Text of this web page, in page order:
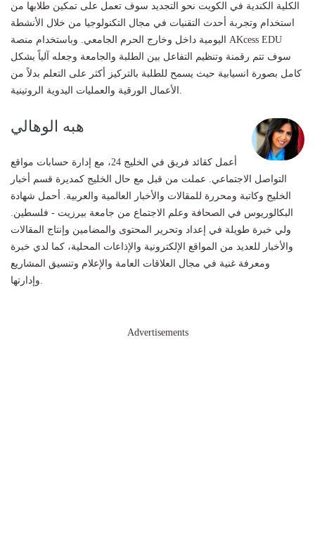
الكلية الكندية في الكويت نحو التجديد سوف تعمل على تمكين طلابها من
استخدام وتجربة أحدث التقنيات في مجال التكنولوجيا من خلال الأنشطة
اليومية داخل وخارج الحرم الجامعي. وباستخدام منصة AKcess EDU
سوف تتم رقمنة وتنظيم التفاعل بين الطلبة والجامعة وجعله آلياً بشكل
كامل بصورة انسيابية حيث يسمح للطلبة بالتركيز أكثر على التعلم بدلاً من
الأعمال الورقية والعمليات اليدوية الروتينية.
هبه الوهالي
أعمل كقائد فريق في الخليج 24، مع إدارة حسابات مواقع
التواصل الاجتماعي. عملت من قبل مع حال الخليج كمديرة قسم أخبار
الخليج وكاتبة ومحررة للمقالات والأخبار العالمية والعربية. أحمل شهادة
البكالوريوس في الصحافة وعلم الاجتماع من جامعة بيرزيت - فلسطين.
ولي خبرة طويلة في إعداد وتحرير المحتوى والمضامين وإنتاج المقالات
والأخبار للعديد من المواقع الإلكترونية والإذاعات المحلية، كما لدي خبرة
ومعرفة غنية في مجال العلاقات العامة والإعلام وتنسيق المشاريع
وإدارتها.
Advertisements